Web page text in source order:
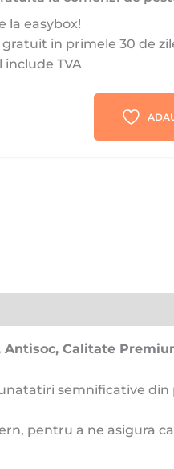
la easybox!
in primele 30 de
include TVA
Antisoc, Calitate
semnificative
pentru a ne asigura